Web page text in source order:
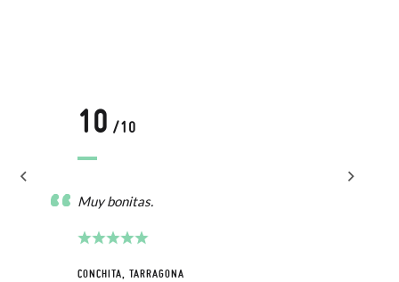
10 /10
Muy bonitas.
CONCHITA, TARRAGONA